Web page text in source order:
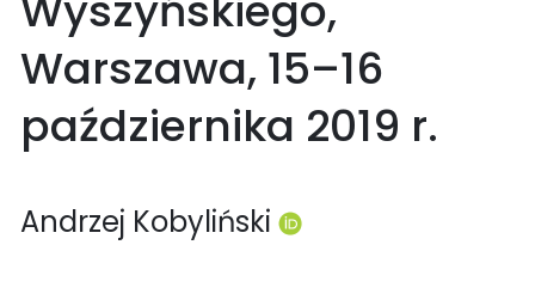
Warszawa, 15–16
października 2019 r.
Andrzej Kobyliński